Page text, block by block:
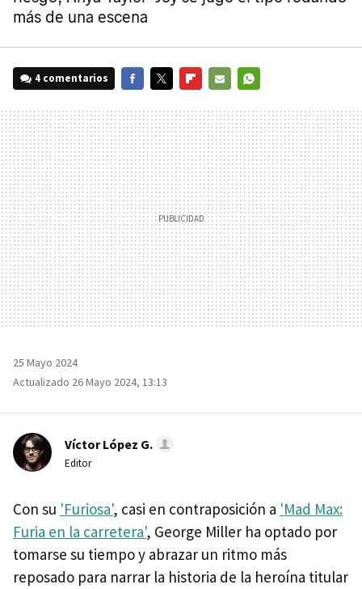
más de una escena
4 comentarios
MAIL
25 Mayo 2024
Actualizado 26 Mayo 2024, 13:13
Víctor López G.
Editor
Con su 'Furiosa', casi en contraposición a 'Mad Max:
Furia en la carretera', George Miller ha optado por
tomarse su tiempo y abrazar un ritmo más
reposado para narrar la historia de la heroína titular